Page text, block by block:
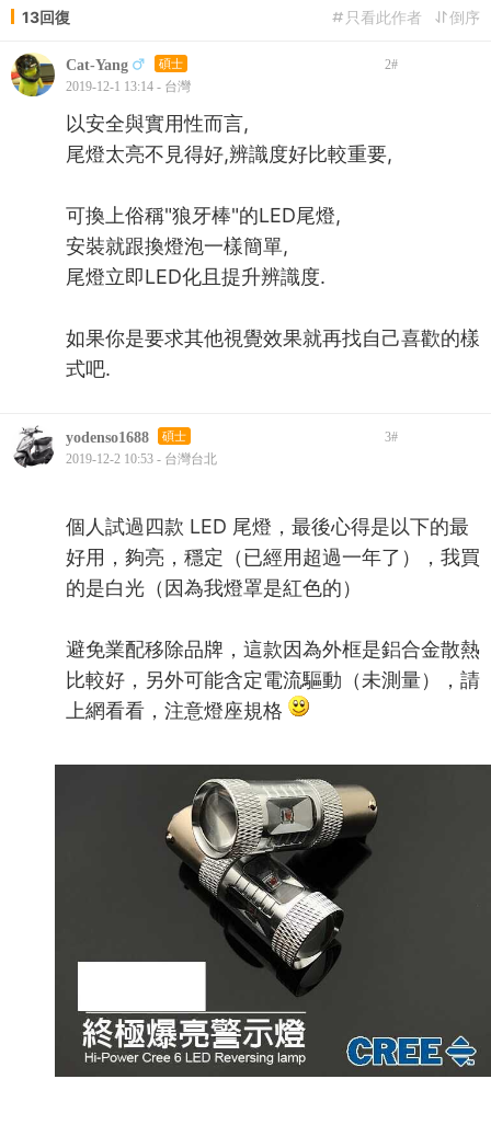
13回復 倒序
只看此作者
Cat-Yang 碩士 2#
2019-12-1 13:14 - 台灣
以安全與實用性而言,
尾燈太亮不見得好,辨識度好比較重要,
可換上俗稱"狼牙棒"的LED尾燈,
安裝就跟換燈泡一樣簡單,
尾燈立即LED化且提升辨識度.
如果你是要求其他視覺效果就再找自己喜歡的樣
式吧.
yodenso1688 碩士 3#
2019-12-2 10:53 - 台灣台北
個人試過四款 LED 尾燈，最後心得是以下的最
好用，夠亮，穩定（已經用超過一年了），我買
的是白光（因為我燈罩是紅色的）
避免業配移除品牌，這款因為外框是鋁合金散熱
比較好，另外可能含定電流驅動（未測量），請
上網看看，注意燈座規格